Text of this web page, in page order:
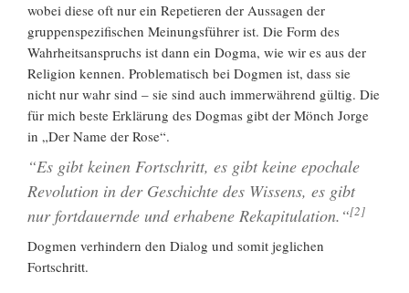
wobei diese oft nur ein Repetieren der Aussagen der
gruppenspezifischen Meinungsführer ist. Die Form des
Wahrheitsanspruchs ist dann ein Dogma, wie wir es aus der
Religion kennen. Problematisch bei Dogmen ist, dass sie
nicht nur wahr sind – sie sind auch immerwährend gültig. Die
für mich beste Erklärung des Dogmas gibt der Mönch Jorge
in „Der Name der Rose“.
“Es gibt keinen Fortschritt, es gibt keine epochale
Revolution in der Geschichte des Wissens, es gibt
nur fortdauernde und erhabene Rekapitulation.“[2]
Dogmen verhindern den Dialog und somit jeglichen
Fortschritt.